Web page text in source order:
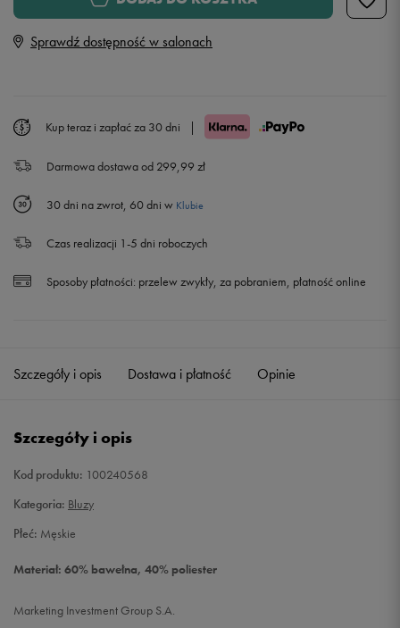
M
XL Powiadom o dostępności
Sprawdź dostępność w salonach
Kup teraz i zapłać za 30 dni |
Darmowa dostawa od 299,99 zł
30 dni na zwrot, 60 dni w Klubie
Czas realizacji 1-5 dni roboczych
Sposoby płatności: przelew zwykły, za pobraniem, płatność online
Szczegóły i opis Dostawa i płatność Opinie
Szczegóły i opis
Kod produktu: 100240568
Kategoria: Bluzy
Płeć: Męskie
Materiał: 60% bawełna, 40% poliester
Marketing Investment Group S.A.